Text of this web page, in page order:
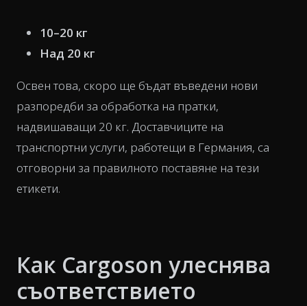
10–20 кг
Над 20 кг
Освен това, скоро ще бъдат въведени нови
разпоредби за обработка на пратки,
надвишаващи 20 кг. Доставчиците на
транспортни услуги, работещи в Германия, са
отговорни за правилното поставяне на тези
етикети.
Как Cargoson улеснява
съответствието